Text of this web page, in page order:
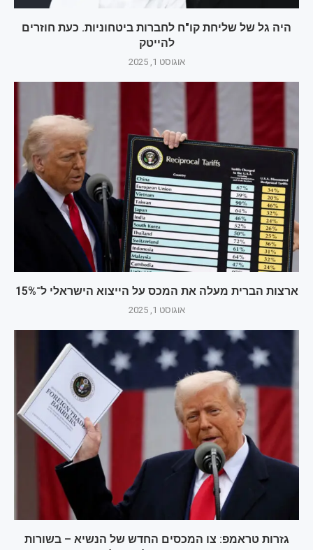
היה גל של שליחת קו"ח לחברות ביטחוניות. כעת חוזרים
להייטק
אוגוסט 1, 2025
ארצות הברית מעלה את המכס על הייצוא הישראלי ל־15%
אוגוסט 1, 2025
גזרות טראמפ: צו המכסים החדש של הנשיא – בשורות